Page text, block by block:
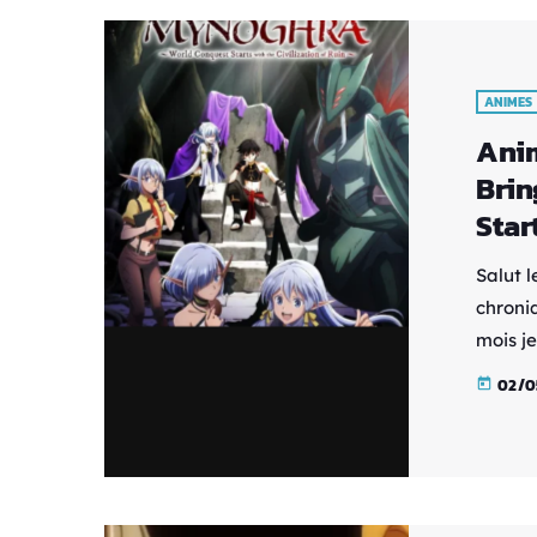
ANIMES
Salut
mois
de
today 02/